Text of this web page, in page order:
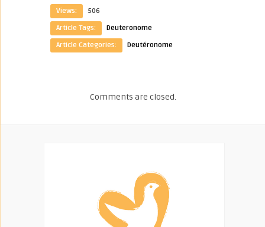
Views:
506
Article Tags:
Deuteronome
Article Categories:
Deutéronome
Comments are closed.